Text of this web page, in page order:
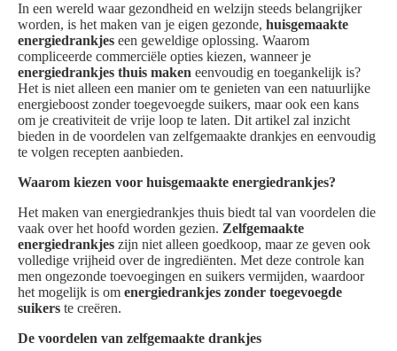
In een wereld waar gezondheid en welzijn steeds belangrijker
worden, is het maken van je eigen gezonde, huisgemaakte
energiedrankjes een geweldige oplossing. Waarom
compliceerde commerciële opties kiezen, wanneer je
energiedrankjes thuis maken eenvoudig en toegankelijk is?
Het is niet alleen een manier om te genieten van een natuurlijke
energieboost zonder toegevoegde suikers, maar ook een kans
om je creativiteit de vrije loop te laten. Dit artikel zal inzicht
bieden in de voordelen van zelfgemaakte drankjes en eenvoudig
te volgen recepten aanbieden.
Waarom kiezen voor huisgemaakte energiedrankjes?
Het maken van energiedrankjes thuis biedt tal van voordelen die
vaak over het hoofd worden gezien. Zelfgemaakte
energiedrankjes zijn niet alleen goedkoop, maar ze geven ook
volledige vrijheid over de ingrediënten. Met deze controle kan
men ongezonde toevoegingen en suikers vermijden, waardoor
het mogelijk is om energiedrankjes zonder toegevoegde
suikers te creëren.
De voordelen van zelfgemaakte drankjes